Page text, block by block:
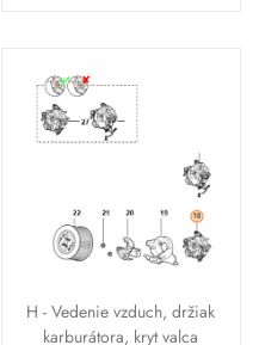
otázky
vzduchový filter HD2 na
stačí filter dôkladne
pocítite citeľný pokles
H - Vedenie vzduch, držiak
karburátora, kryt valca